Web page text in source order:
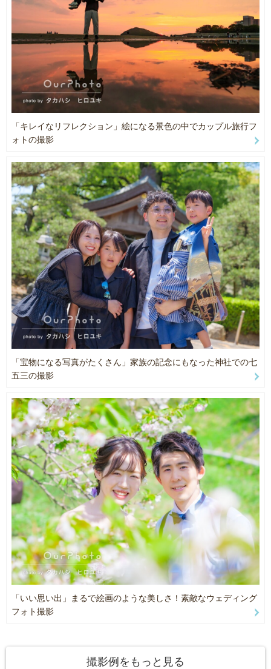
「キレイなリフレクション」絵になる景色の中でカップル旅行フ
ォトの撮影
「宝物になる写真がたくさん」家族の記念にもなった神社での七
五三の撮影
「いい思い出」まるで絵画のような美しさ！素敵なウェディング
フォト撮影
撮影例をもっと見る